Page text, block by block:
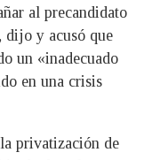
al precandidato
dijo y acusó que
un «inadecuado
en una crisis
privatización de